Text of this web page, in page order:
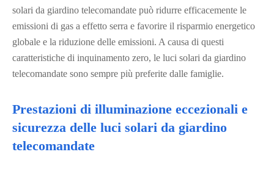
solari da giardino telecomandate può ridurre efficacemente le
emissioni di gas a effetto serra e favorire il risparmio energetico
globale e la riduzione delle emissioni. A causa di questi
caratteristiche di inquinamento zero, le luci solari da giardino
telecomandate sono sempre più preferite dalle famiglie.
Prestazioni di illuminazione eccezionali e
sicurezza delle luci solari da giardino
telecomandate